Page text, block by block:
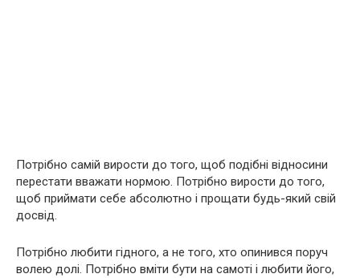
Потрібно самій вирости до того, щоб подібні відносини
перестати вважати нормою. Потрібно вирости до того,
щоб приймати себе абсолютно і прощати будь-який свій
досвід.
Потрібно любити гідного, а не того, хто опинився поруч
волею долі. Потрібно вміти бути на самоті і любити його,